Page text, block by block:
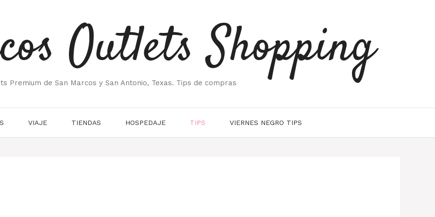
Outlets Shopping
Premium de San Marcos y San Antonio, Texas. Tips de compras
VIAJE TIENDAS HOSPEDAJE TIPS VIERNES NEGRO TIPS